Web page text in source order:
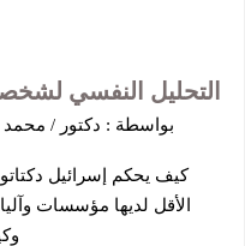
التحليل النفسي
بواسطة : دكتور /
كيف يحكم إسرائيل
الأقل لديها مؤسسات